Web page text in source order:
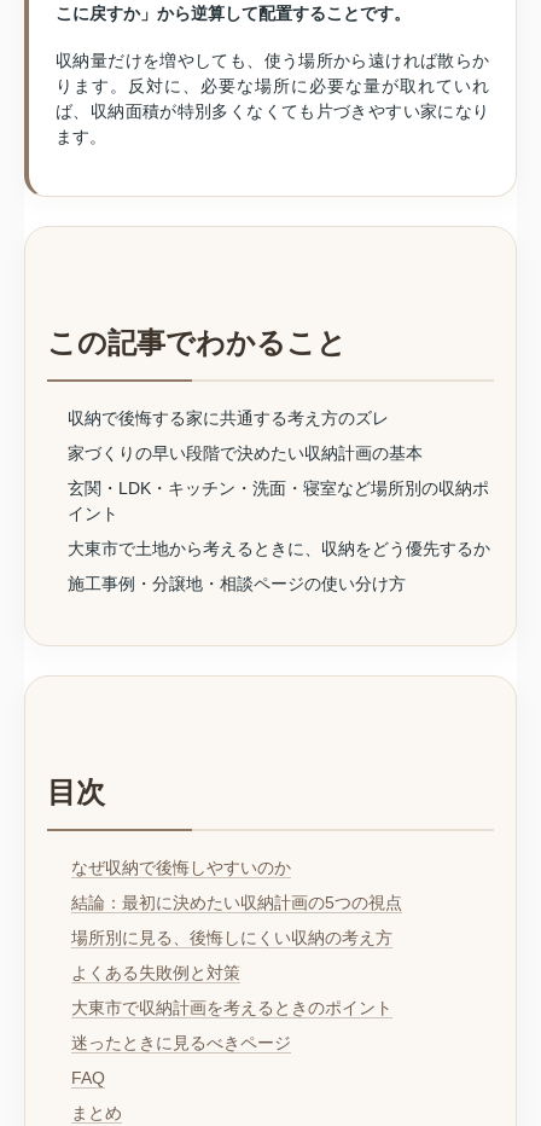
こに戻すか」から逆算して配置することです。
収納量だけを増やしても、使う場所から遠ければ散らか
ります。反対に、必要な場所に必要な量が取れていれ
ば、収納面積が特別多くなくても片づきやすい家になり
ます。
この記事でわかること
収納で後悔する家に共通する考え方のズレ
家づくりの早い段階で決めたい収納計画の基本
玄関・LDK・キッチン・洗面・寝室など場所別の収納ポ
イント
大東市で土地から考えるときに、収納をどう優先するか
施工事例・分譲地・相談ページの使い分け方
目次
なぜ収納で後悔しやすいのか
結論：最初に決めたい収納計画の5つの視点
場所別に見る、後悔しにくい収納の考え方
よくある失敗例と対策
大東市で収納計画を考えるときのポイント
迷ったときに見るべきページ
FAQ
まとめ